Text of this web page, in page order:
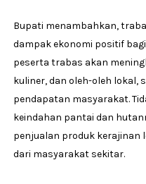
Bupati menambahkan,
dampak ekonomi positif
peserta trabas akan
kuliner, dan oleh-oleh lokal,
pendapatan masyarakat.
keindahan pantai dan
penjualan produk kerajinan
dari masyarakat sekitar.